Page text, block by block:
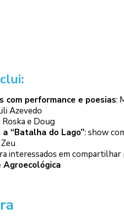
com performance e poesias:
Azevedo
Roska e Doug
“Batalha do Lago”: show
interessados em